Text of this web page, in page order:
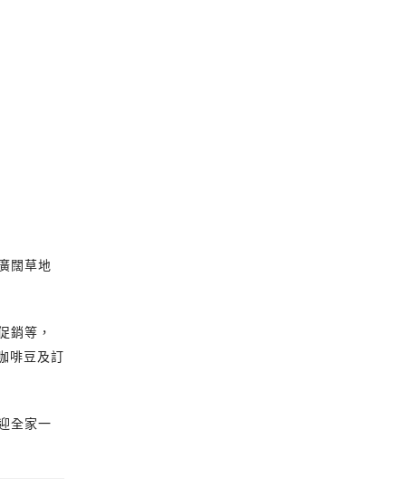
闊草地
銷等，
啡豆及訂
全家一